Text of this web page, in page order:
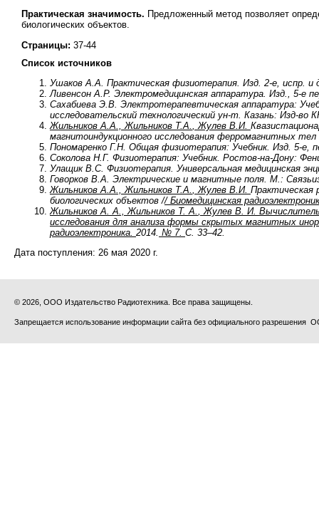
Практическая значимость. Предложенный метод позволяет
биологических объектов.
Страницы: 37-44
Список источников
Ушаков А.А. Практическая физиотерапия. Изд. 2-е, испр.
Ливенсон А.Р. Электромедицинская аппаратура. Изд., 5-е
Сахабиева Э.В. Электротерапевтическая аппаратура:
исследовательский технологический ун-т. Казань: Изд-во
Жильников А.А.,
Жильников Т.А. Жулев В.И.
магнитоиндукционного исследования ферромагнитных
Пономаренко Г.Н. Общая физиотерапия: Учебник. Изд. 5-
Соколова Н.Г. Физиотерапия: Учебник. Ростов-на-Дону:
Улащик В.С. Физиотерапия. Универсальная медицинская
Говорков В.А. Электрические и магнитные поля. М.:
Жильников А.А.,
Жильников Т.А. Жулев В.И. Практическая
биологических объектов // Биомедицинская
Жильников А. А.,
Жильников Т. А. Жулев В. И.
исследования для анализа формы скрытых магнитных
радиоэлектроника. 2014. № 7. С. 33–42.
Дата поступления: 26 мая 2020 г.
© 2026, ООО Издательство Радиотехника. Все права защищены.
Запрещается использование информации сайта без официального разрешения